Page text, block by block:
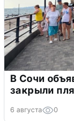
В Сочи
закрыли
6 августа 0